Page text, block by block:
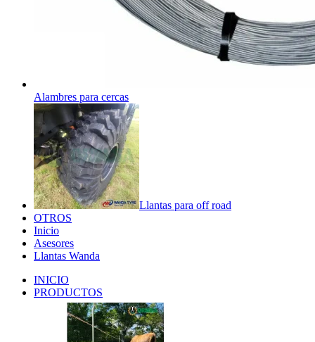
Alambres para cercas
Llantas para off road
OTROS
Inicio
Asesores
Llantas Wanda
INICIO
PRODUCTOS